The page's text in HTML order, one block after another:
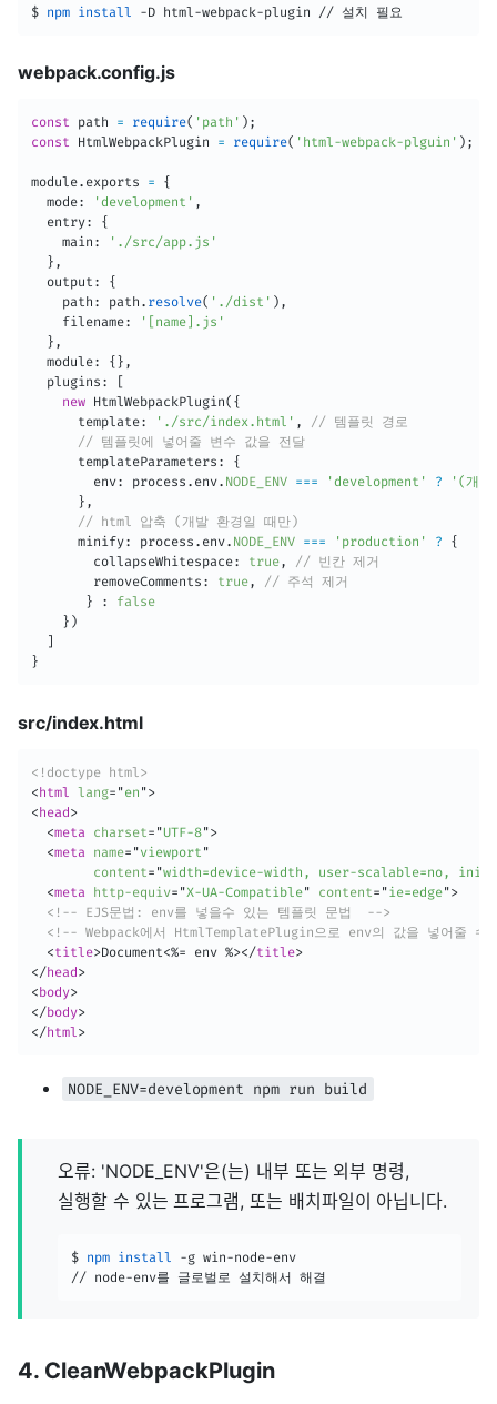
$ npm install -D html-webpack-plugin // 설치 필요
webpack.config.js
const path = require( 'path' ) ;
const HtmlWebpackPlugin = require( 'html-webpack-plguin' ) ;
module. exports =
{
  mode
: 'development' ,
  entry
:
{
    main
:
'./src/app.js'
} ,
  output
:
{
    path
: path . resolve( './dist' ) ,
    filename
:
'[name].js'
} ,
  module
: { } ,
  plugins
:
new HtmlWebpackPlugin( {
      template
: './src/index.html' ,
// 템플릿 경로
// 템플릿에 넣어줄 변수 값을 전달
      templateParameters
:
{
        env
: process . env. NODE_ENV === 'development' ?
'(개
} ,
// html 압축 (개발 환경일 때만)
      minify
: process . env. NODE_ENV === 'production' ?
{
        collapseWhitespace
: true,
// 빈칸 제거
        removeComments
: true,
// 주석 제거
}
:
false
} )
}
src/index.html
<!doctype html>
<html lang= "en ">
<head>
<meta charset= "UTF-8">
<meta name= "viewport "
content= "width=device-width, user-scalable=no,
<meta http-equiv= "X-UA-Compatible" content= "ie=edge">
<!-- EJS문법: env를 넣을수 있는 템플릿 문법  -->
<!-- Webpack에서 HtmlTemplatePlugin으로 env의 값을 넣어줄
<title>Document<%= env %></title>
</head>
<body>
</body>
</html >
NODE_ENV=development npm run build
오류: 'NODE_ENV'은(는) 내부 또는 외부 명령,
실행할 수 있는 프로그램, 또는 배치파일이 아닙니다.
$ npm install
-g win-node-env
// node-env를 글로벌로 설치해서 해결
4. CleanWebpackPlugin